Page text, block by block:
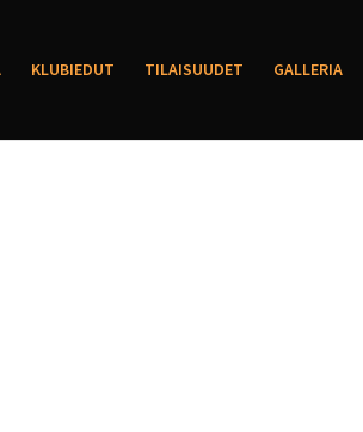
KLUBIEDUT TILAISUUDET GALLERIA